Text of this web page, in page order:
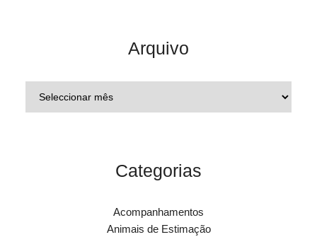
Arquivo
Categorias
Acompanhamentos
Animais de Estimação